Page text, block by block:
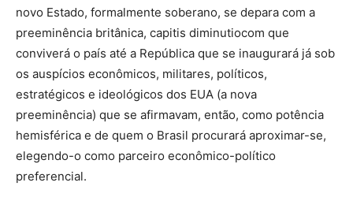
novo Estado, formalmente soberano, se depara com a
preeminência britânica, capitis diminutiocom que
conviverá o país até a República que se inaugurará já sob
os auspícios econômicos, militares, políticos,
estratégicos e ideológicos dos EUA (a nova
preeminência) que se afirmavam, então, como potência
hemisférica e de quem o Brasil procurará aproximar-se,
elegendo-o como parceiro econômico-político
preferencial.